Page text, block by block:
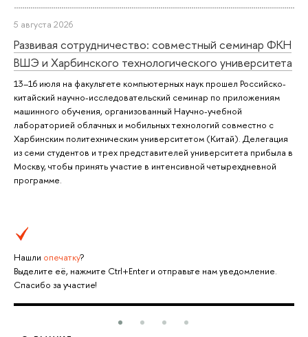
5 августа 2026
Развивая сотрудничество: совместный семинар ФКН
ВШЭ и Харбинского технологического университета
13–16 июля на факультете компьютерных наук прошел Российско-
китайский научно-исследовательский семинар по приложениям
машинного обучения, организованный Научно-учебной
лабораторией облачных и мобильных технологий совместно с
Харбинским политехническим университетом (Китай). Делегация
из семи студентов и трех представителей университета прибыла в
Москву, чтобы принять участие в интенсивной четырехдневной
программе.
Нашли опечатку?
Выделите её, нажмите Ctrl+Enter и отправьте нам уведомление.
Спасибо за участие!